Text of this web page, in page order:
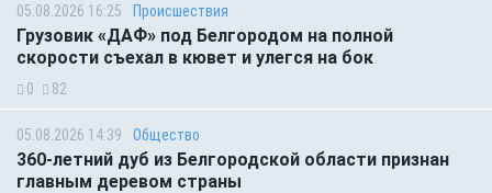
05.08.2026 16:25 Происшествия
Грузовик «ДАФ» под Белгородом на полной
скорости съехал в кювет и улегся на бок
0 82
05.08.2026 14:39 Общество
360-летний дуб из Белгородской области признан
главным деревом страны